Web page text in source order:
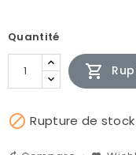
Quantité

 Rupture de stock